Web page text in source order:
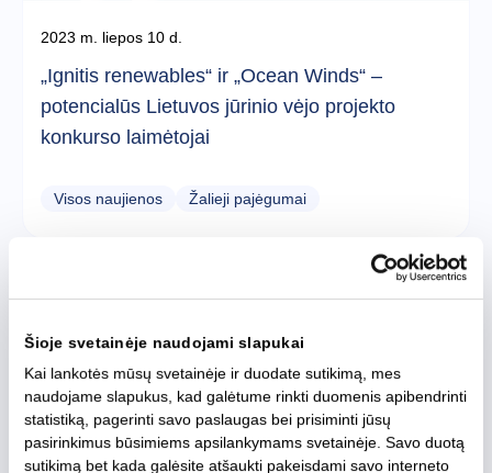
Šioje svetainėje naudojami slapukai
Kai lankotės mūsų svetainėje ir duodate sutikimą, mes
naudojame slapukus, kad galėtume rinkti duomenis apibendrinti
statistiką, pagerinti savo paslaugas bei prisiminti jūsų
pasirinkimus būsimiems apsilankymams svetainėje. Savo duotą
sutikimą bet kada galėsite atšaukti pakeisdami savo interneto
2023 m. liepos 10 d.
„Ignitis renewables“ ir „Ocean Winds“ –
potencialūs Lietuvos jūrinio vėjo projekto
konkurso laimėtojai
Visos naujienos Žalieji pajėgumai